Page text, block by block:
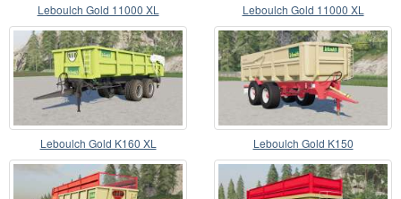
Leboulch Gold 11000 XL Leboulch Gold 11000 XL
Leboulch Gold K160 XL Leboulch Gold K150